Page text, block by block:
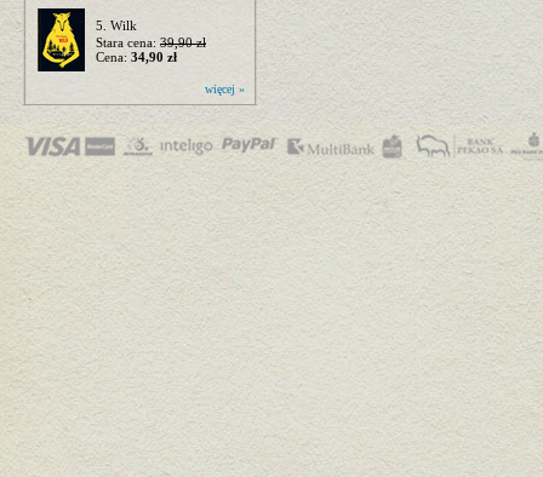
5. Wilk
Stara cena: 39,90 zł
Cena: 34,90 zł
więcej »